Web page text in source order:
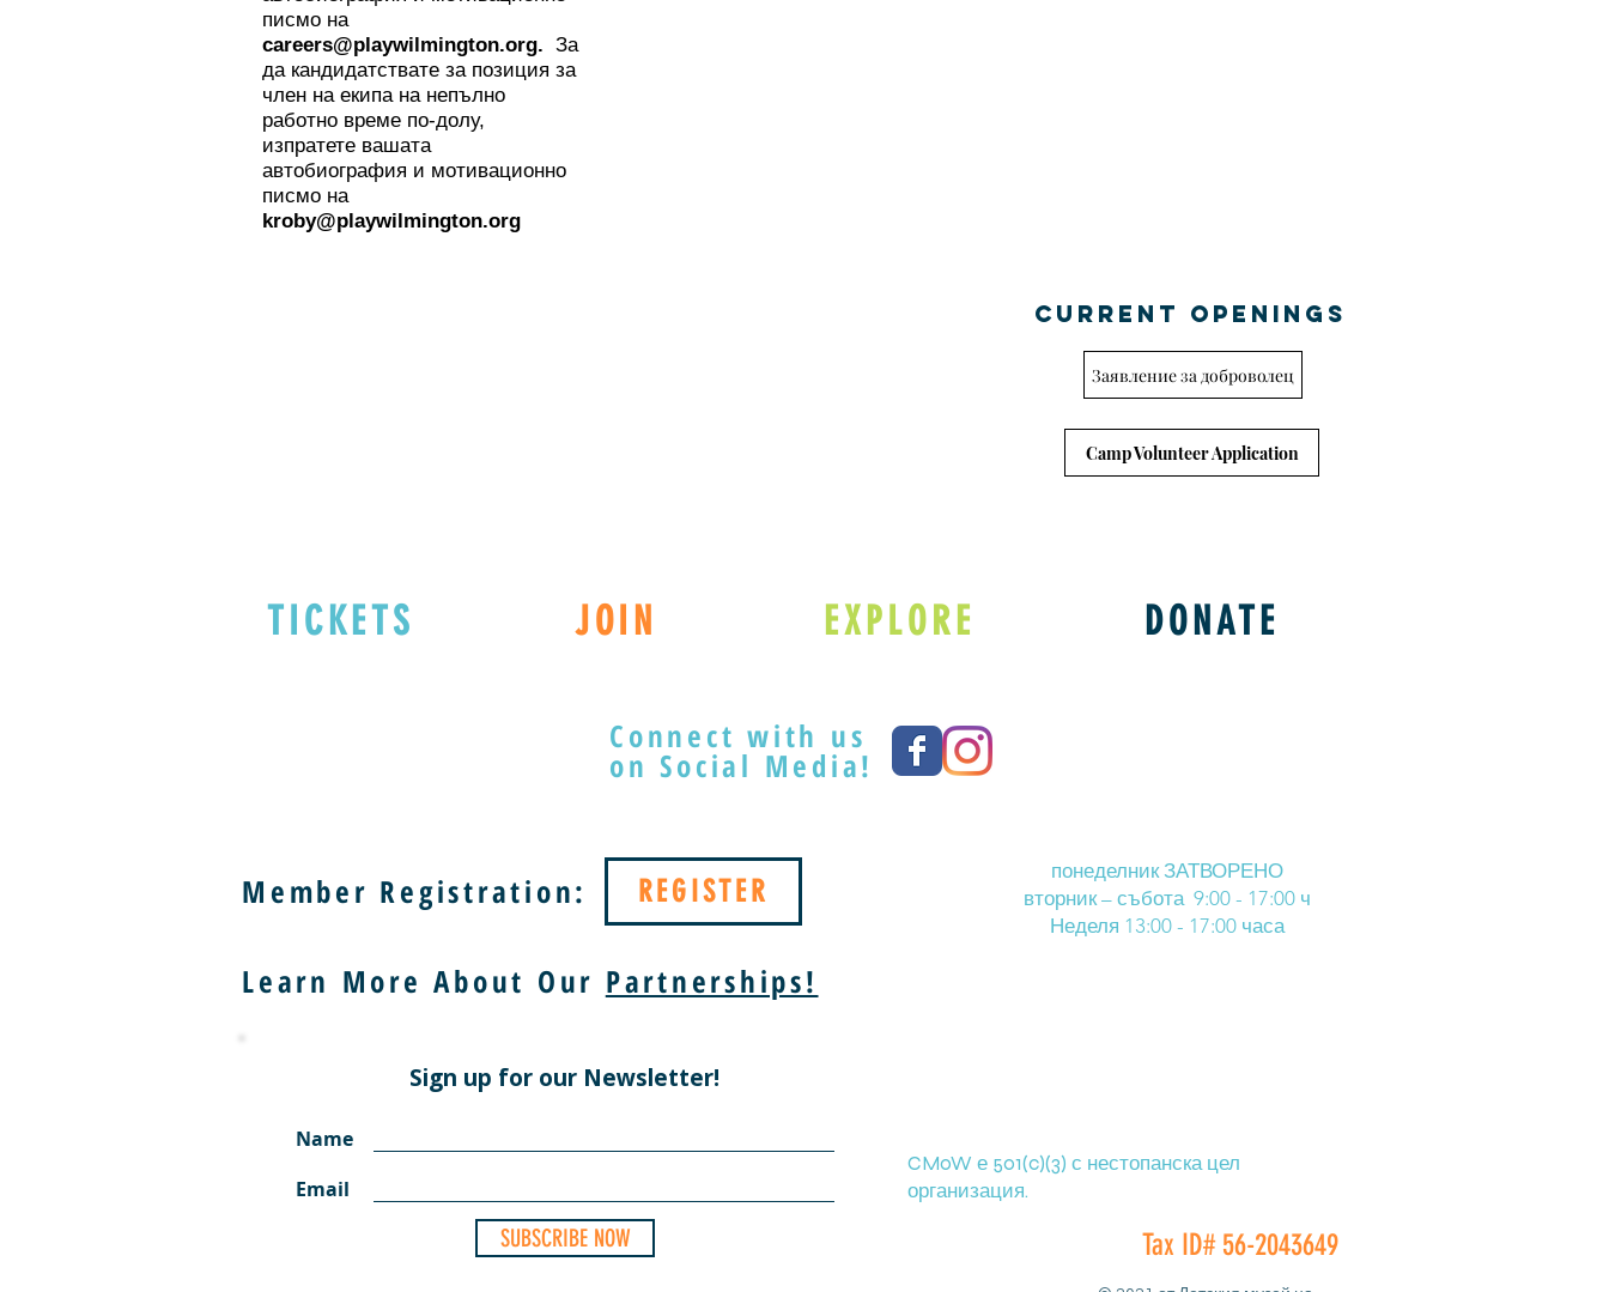
писмо на
careers@playwilmington.org. За
да кандидатствате за позиция за
член на екипа на непълно
работно време по-долу,
изпратете вашата
автобиография и мотивационно
писмо на
kroby@playwilmington.org
CURRENT OPENINGS
Заявление за доброволец
Camp Volunteer Application
TICKETS JOIN EXPLORE DONATE
Connect with us
on Social Media!
Member Registration: REGISTER
Learn More About Our Partnerships!
Name
Email
SUBSCRIBE NOW
Sign up for our Newsletter!
понеделник ЗАТВОРЕНО
вторник – събота 9:00 - 17:00 ч
Неделя 13:00 - 17:00 часа
CMoW е 501(c)(3) с нестопанска цел
организация.
Tax ID# 56-2043649